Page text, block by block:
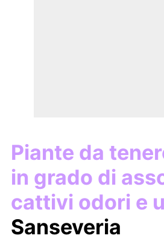
Piante da
in grado di
cattivi odori e
Sanseveria